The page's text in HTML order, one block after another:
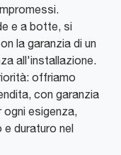
e a botte, si
la garanzia di un
all'installazione.
offriamo
con garanzia
esigenza,
e duraturo nel